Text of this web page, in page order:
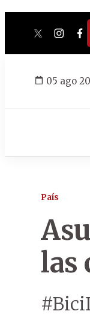
twitter
05 ago
País
las